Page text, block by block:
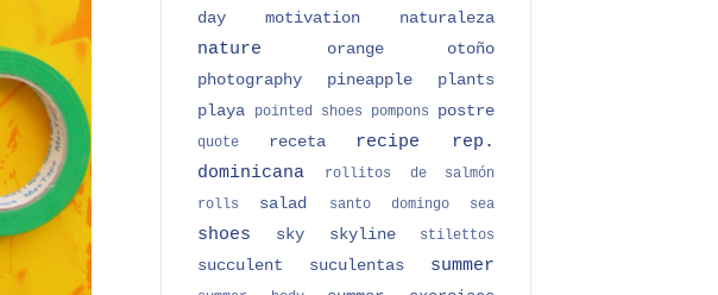
day
motivation naturaleza
nature orange
otoño
photography
pineapple
plants
playa
pointed shoes pompons postre
quote receta recipe
rep.
dominicana
rollitos de salmón
rolls
salad santo domingo sea
shoes sky skyline stilettos
succulent suculentas summer